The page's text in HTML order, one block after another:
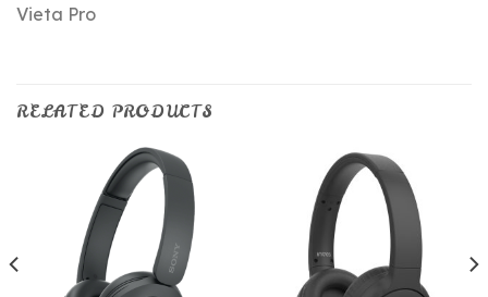
Vieta Pro
RELATED PRODUCTS